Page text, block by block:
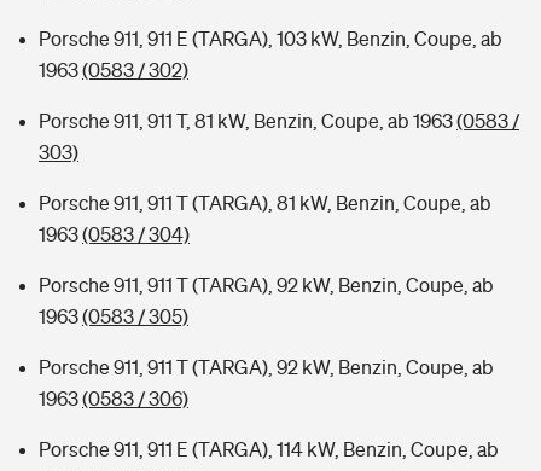
Sie haben Fragen?
Zur Übersicht
Tools
Kinderunfall-Check: Mehr Sicherheit für deine Kids
Sie haben Fragen?
Porsche 911, 911 E (TARGA), 103 kW, Benzin, Coupe, ab
1963(0583 / 302)
Porsche 911, 911 T, 81 kW, Benzin, Coupe, ab 1963(0583 /
303)
Porsche 911, 911 T (TARGA), 81 kW, Benzin, Coupe, ab
1963(0583 / 304)
Porsche 911, 911 T (TARGA), 92 kW, Benzin, Coupe, ab
1963(0583 / 305)
Porsche 911, 911 T (TARGA), 92 kW, Benzin, Coupe, ab
1963(0583 / 306)
Porsche 911, 911 E (TARGA), 114 kW, Benzin, Coupe, ab